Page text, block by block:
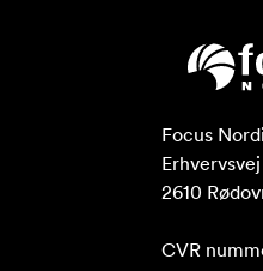
Focus
2610
CVR